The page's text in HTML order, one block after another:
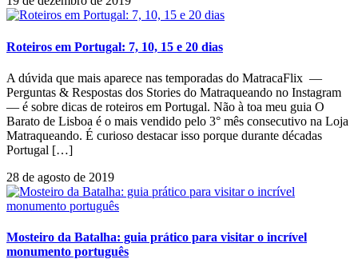
Roteiros em Portugal: 7, 10, 15 e 20 dias
A dúvida que mais aparece nas temporadas do MatracaFlix —
Perguntas & Respostas dos Stories do Matraqueando no Instagram
— é sobre dicas de roteiros em Portugal. Não à toa meu guia O
Barato de Lisboa é o mais vendido pelo 3° mês consecutivo na Loja
Matraqueando. É curioso destacar isso porque durante décadas
Portugal […]
28 de agosto de 2019
Mosteiro da Batalha: guia prático para visitar o incrível
monumento português